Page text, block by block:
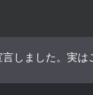
しました。実は